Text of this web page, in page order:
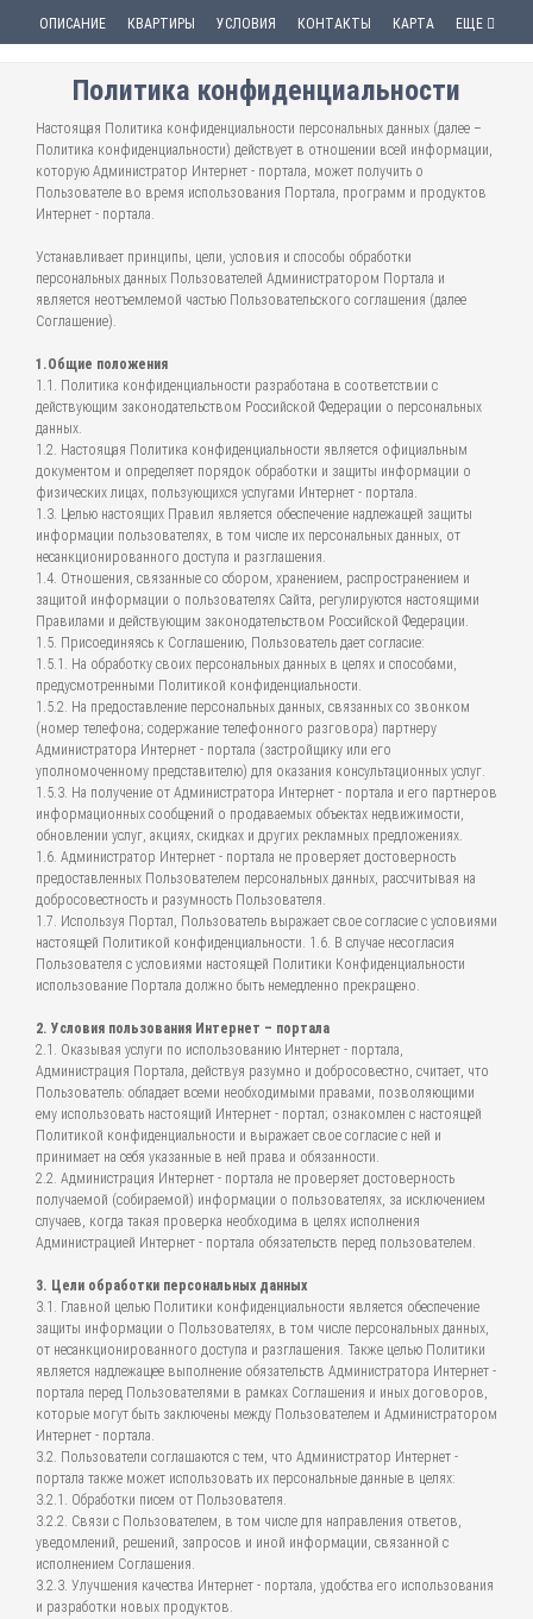
ОПИСАНИЕ КВАРТИРЫ УСЛОВИЯ КОНТАКТЫ КАРТА ЕЩЕ
Политика конфиденциальности
Настоящая Политика конфиденциальности персональных данных (далее –
Политика конфиденциальности) действует в отношении всей информации,
которую Администратор Интернет - портала, может получить о
Пользователе во время использования Портала, программ и продуктов
Интернет - портала.
Устанавливает принципы, цели, условия и способы обработки
персональных данных Пользователей Администратором Портала и
является неотъемлемой частью Пользовательского соглашения (далее
Соглашение).
1.Общие положения
1.1. Политика конфиденциальности разработана в соответствии с
действующим законодательством Российской Федерации о персональных
данных.
1.2. Настоящая Политика конфиденциальности является официальным
документом и определяет порядок обработки и защиты информации о
физических лицах, пользующихся услугами Интернет - портала.
1.3. Целью настоящих Правил является обеспечение надлежащей защиты
информации пользователях, в том числе их персональных данных, от
несанкционированного доступа и разглашения.
1.4. Отношения, связанные со сбором, хранением, распространением и
защитой информации о пользователях Сайта, регулируются настоящими
Правилами и действующим законодательством Российской Федерации.
1.5. Присоединяясь к Соглашению, Пользователь дает согласие:
1.5.1. На обработку своих персональных данных в целях и способами,
предусмотренными Политикой конфиденциальности.
1.5.2. На предоставление персональных данных, связанных со звонком
(номер телефона; содержание телефонного разговора) партнеру
Администратора Интернет - портала (застройщику или его
уполномоченному представителю) для оказания консультационных услуг.
1.5.3. На получение от Администратора Интернет - портала и его партнеров
информационных сообщений о продаваемых объектах недвижимости,
обновлении услуг, акциях, скидках и других рекламных предложениях.
1.6. Администратор Интернет - портала не проверяет достоверность
предоставленных Пользователем персональных данных, рассчитывая на
добросовестность и разумность Пользователя.
1.7. Используя Портал, Пользователь выражает свое согласие с условиями
настоящей Политикой конфиденциальности. 1.6. В случае несогласия
Пользователя с условиями настоящей Политики Конфиденциальности
использование Портала должно быть немедленно прекращено.
2. Условия пользования Интернет – портала
2.1. Оказывая услуги по использованию Интернет - портала,
Администрация Портала, действуя разумно и добросовестно, считает, что
Пользователь: обладает всеми необходимыми правами, позволяющими
ему использовать настоящий Интернет - портал; ознакомлен с настоящей
Политикой конфиденциальности и выражает свое согласие с ней и
принимает на себя указанные в ней права и обязанности.
2.2. Администрация Интернет - портала не проверяет достоверность
получаемой (собираемой) информации о пользователях, за исключением
случаев, когда такая проверка необходима в целях исполнения
Администрацией Интернет - портала обязательств перед пользователем.
3. Цели обработки персональных данных
3.1. Главной целью Политики конфиденциальности является обеспечение
защиты информации о Пользователях, в том числе персональных данных,
от несанкционированного доступа и разглашения. Также целью Политики
является надлежащее выполнение обязательств Администратора Интернет -
портала перед Пользователями в рамках Соглашения и иных договоров,
которые могут быть заключены между Пользователем и Администратором
Интернет - портала.
3.2. Пользователи соглашаются с тем, что Администратор Интернет -
портала также может использовать их персональные данные в целях:
3.2.1. Обработки писем от Пользователя.
3.2.2. Связи с Пользователем, в том числе для направления ответов,
уведомлений, решений, запросов и иной информации, связанной с
исполнением Соглашения.
3.2.3. Улучшения качества Интернет - портала, удобства его использования
и разработки новых продуктов.